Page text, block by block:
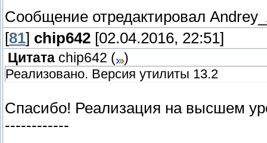
Сообщение отредактировал
[81] chip642 [02.04.2016, 22:51]
Цитата chip642 (
)
Реализовано. Версия утилиты 13.2
Спасибо! Реализация на высшем
------------